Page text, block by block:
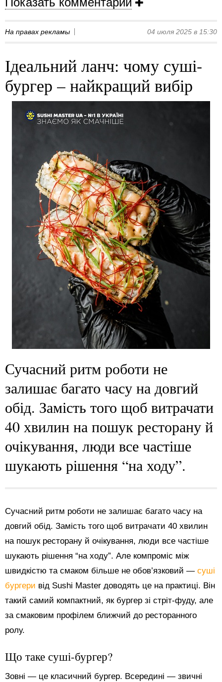
На правах рекламы 04 июля 2025 в 15:30
Ідеальний ланч: чому суші-
бургер – найкращий вибір
Сучасний ритм роботи не
залишає багато часу на довгий
обід. Замість того щоб витрачати
40 хвилин на пошук ресторану й
очікування, люди все частіше
шукають рішення “на ходу”.
Сучасний ритм роботи не залишає багато часу на
довгий обід. Замість того щоб витрачати 40 хвилин
на пошук ресторану й очікування, люди все частіше
шукають рішення “на ходу”. Але компроміс між
швидкістю та смаком більше не обов’язковий — суші
бургери від Sushi Master доводять це на практиці. Він
такий самий компактний, як бургер зі стріт-фуду, але
за смаковим профілем ближчий до ресторанного
ролу.
Що таке суші-бургер?
Зовні — це класичний бургер. Всередині — звичні